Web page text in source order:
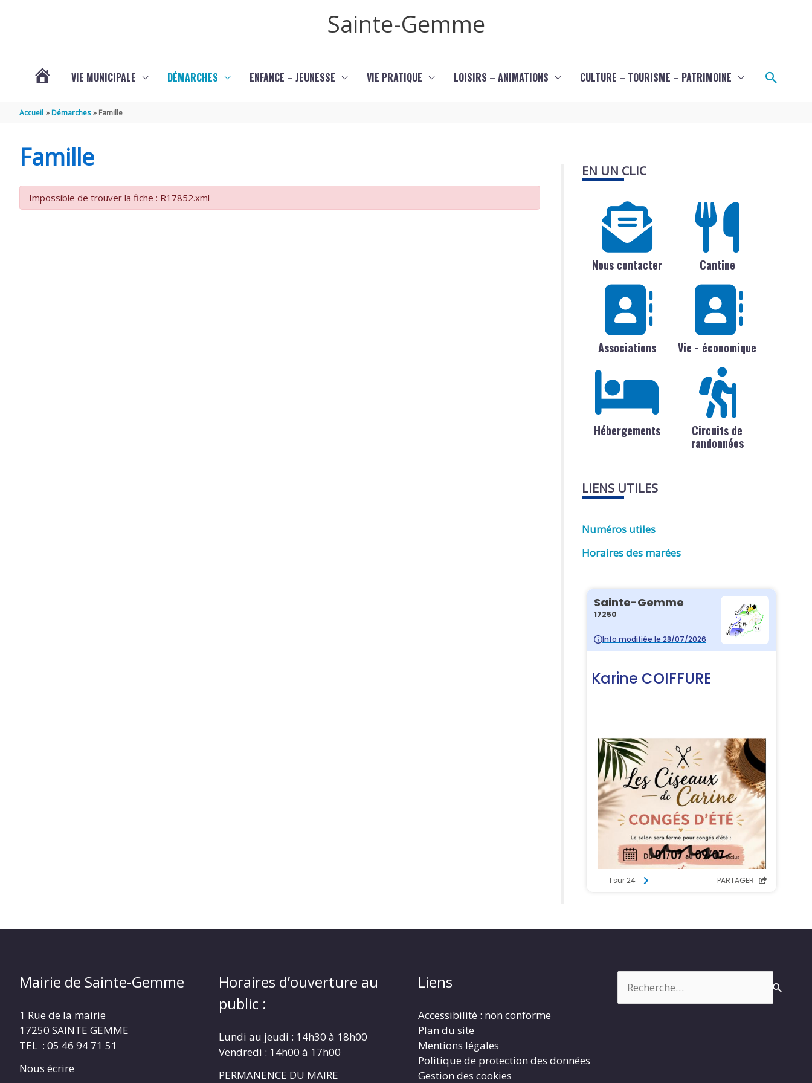
Sainte-Gemme
GEMME
VIE MUNICIPALE DÉMARCHES ENFANCE – JEUNESSE VIE PRATIQUE LOISIRS – ANIMATIONS CULTURE – TOURISME – PATRIMOINE
Accueil Démarches Famille
Famille
Impossible de trouver la fiche : R17852.xml
EN UN CLIC
Nous contacter Cantine
Associations Vie - économique
Hébergements
Circuits de
randonnées
LIENS UTILES
Numéros utiles
Horaires des marées
Mairie de Sainte-Gemme
1 Rue de la mairie
17250 SAINTE GEMME
TEL : 05 46 94 71 51
Nous écrire
Horaires d’ouverture au
public :
Lundi au jeudi : 14h30 à 18h00
Vendredi : 14h00 à 17h00
PERMANENCE DU MAIRE
Liens
Accessibilité : non conforme
Plan du site
Mentions légales
Politique de protection des données
Gestion des cookies